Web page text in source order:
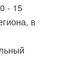
- 15
в